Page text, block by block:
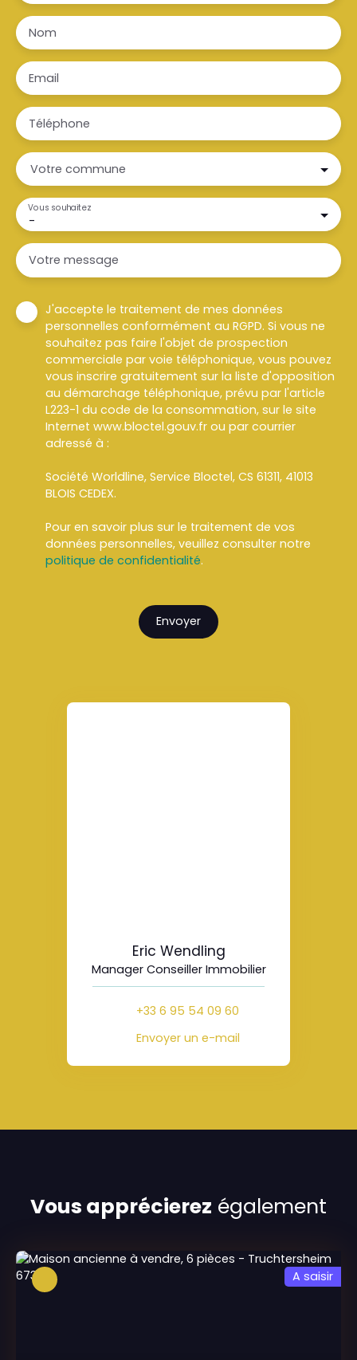
Nom
Email
Téléphone
Votre commune
-
Vous souhaitez
Votre message
J'accepte le traitement de mes données
personnelles conformément au RGPD. Si vous ne
souhaitez pas faire l'objet de prospection
commerciale par voie téléphonique, vous pouvez
vous inscrire gratuitement sur la liste d'opposition
au démarchage téléphonique, prévu par l'article
L223-1 du code de la consommation, sur le site
Internet www.bloctel.gouv.fr ou par courrier
adressé à :
Société Worldline, Service Bloctel, CS 61311, 41013
BLOIS CEDEX.
Pour en savoir plus sur le traitement de vos
données personnelles, veuillez consulter notre
politique de confidentialité.
Envoyer
Eric Wendling
Manager Conseiller Immobilier
+33 6 95 54 09 60
Envoyer un e-mail
Vous apprécierez également
A saisir